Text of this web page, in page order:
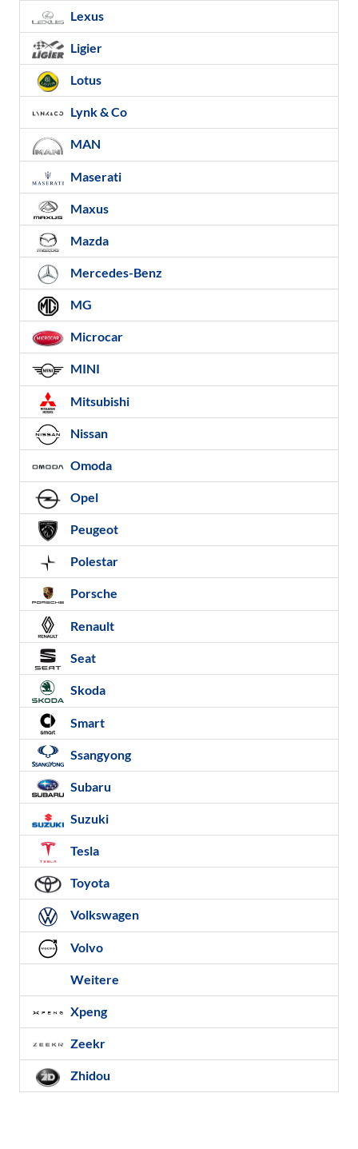
Lexus
Ligier
Lotus
Lynk & Co
MAN
Maserati
Maxus
Mazda
Mercedes-Benz
MG
Microcar
MINI
Mitsubishi
Nissan
Omoda
Opel
Peugeot
Polestar
Porsche
Renault
Seat
Skoda
Smart
Ssangyong
Subaru
Suzuki
Tesla
Toyota
Volkswagen
Volvo
Weitere
Xpeng
Zeekr
Zhidou